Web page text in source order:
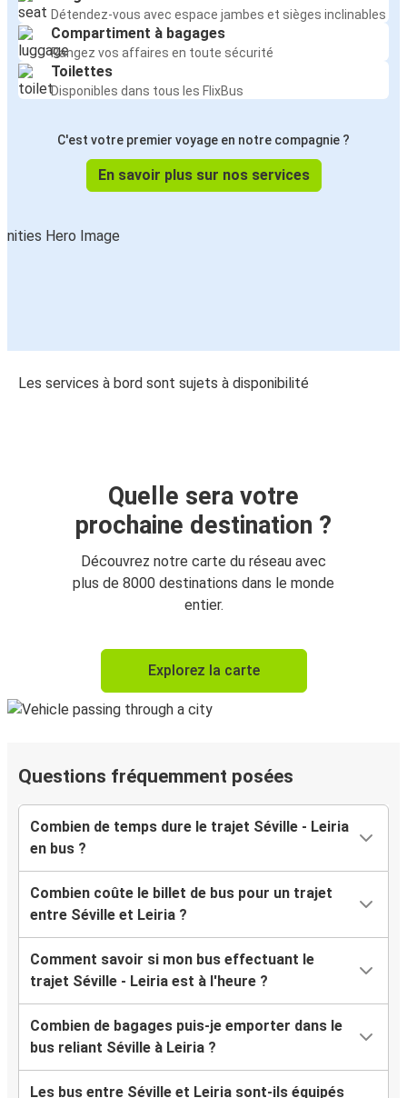
Détendez-vous avec espace jambes et sièges inclinables
Compartiment à bagages
Rangez vos affaires en toute sécurité
Toilettes
Disponibles dans tous les FlixBus
C'est votre premier voyage en notre compagnie ?
En savoir plus sur nos services
Les services à bord sont sujets à disponibilité
Quelle sera votre
prochaine destination ?
Découvrez notre carte du réseau avec
plus de 8000 destinations dans le monde
entier.
Explorez la carte
Questions fréquemment posées
Combien de temps dure le trajet Séville - Leiria
en bus ?
Combien coûte le billet de bus pour un trajet
entre Séville et Leiria ?
Comment savoir si mon bus effectuant le
trajet Séville - Leiria est à l'heure ?
Combien de bagages puis-je emporter dans le
bus reliant Séville à Leiria ?
Les bus entre Séville et Leiria sont-ils équipés